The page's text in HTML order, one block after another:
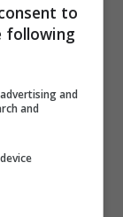
to
following
and
and